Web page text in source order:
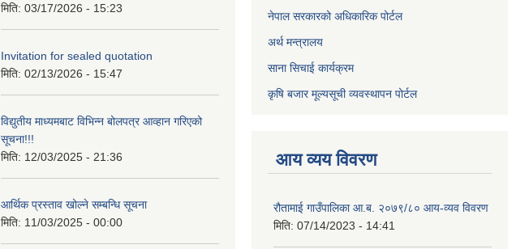
मिति: 03/17/2026 - 15:23
Invitation for sealed quotation
मिति: 02/13/2026 - 15:47
विद्युतीय माध्यमबाट विभिन्न बोलपत्र आव्हान गरिएको
सूचना!!!
मिति: 12/03/2025 - 21:36
आर्थिक प्रस्ताव खोल्ने सम्बन्धि सूचना
मिति: 11/03/2025 - 00:00
नेपाल सरकारको अधिकारिक पोर्टल
अर्थ मन्त्रालय
साना सिचाई कार्यक्रम
कृषि बजार मूल्यसूची व्यवस्थापन पोर्टल
आय व्यय विवरण
रौतामाई गाउँपालिका आ.ब. २०७९/८० आय-व्यव विवरण
मिति: 07/14/2023 - 14:41